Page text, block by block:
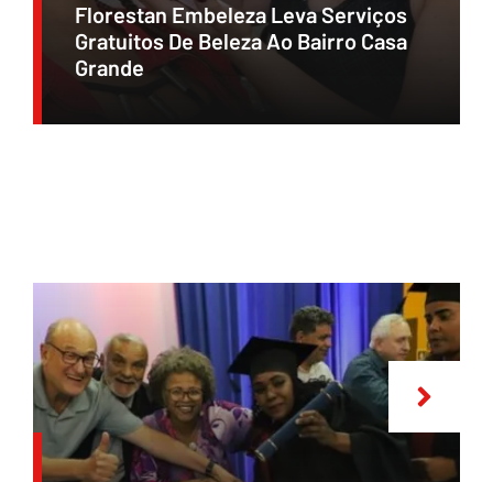
Florestan Embeleza Leva Serviços
Gratuitos De Beleza Ao Bairro Casa
Grande